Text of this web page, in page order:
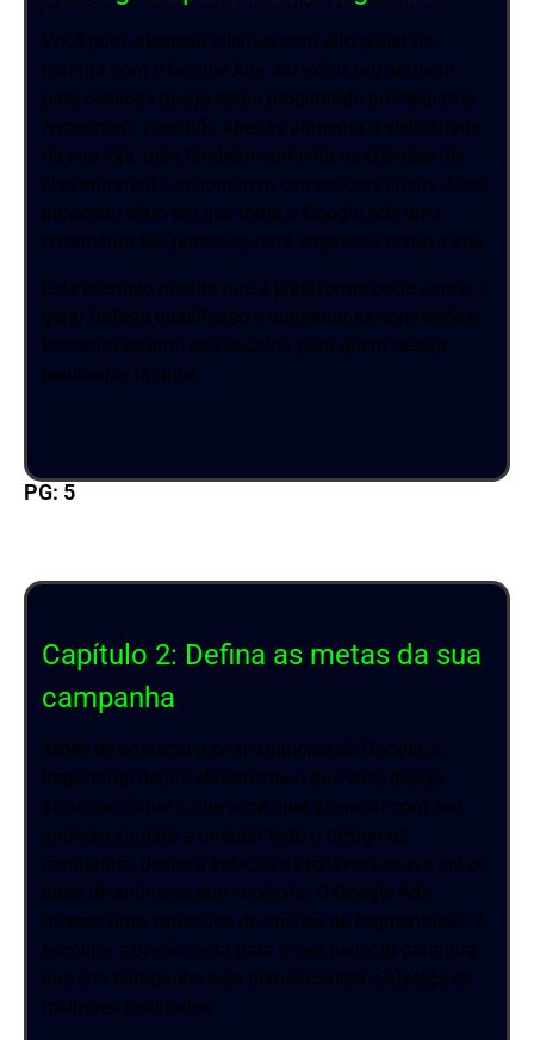
Você pode alcançar clientes com alto poder de
compra com o Google Ads. Ao exibir seu anúncio
para pessoas que já estão procurando por “sapatos
femininos”, você não apenas aumenta a visibilidade
da sua loja, mas também aumenta as chances de
elas entrarem e se tornarem compradores reais. Esse
propósito claro é o que torna o Google Ads uma
ferramenta tão poderosa para empresas como a sua.
Este exemplo mostra que a plataforma pode ajudar a
gerar tráfego qualificado e aumentar as conversões,
tornando-se uma boa escolha para quem deseja
resultados rápidos.
PG: 5
Capítulo 2: Defina as metas da sua
campanha
Antes de começar a criar anúncios do Google, é
importante definir claramente o que você deseja
alcançar. Saber o que você quer alcançar com seu
anúncio ajudará a orientar todo o design da
campanha, desde a seleção de palavras-chave até os
tipos de anúncios que você cria. O Google Ads
oferece uma variedade de opções de segmentação, e
escolher a opção certa para o seu negócio garantirá
que sua campanha seja bem-sucedida e ofereça os
melhores resultados.